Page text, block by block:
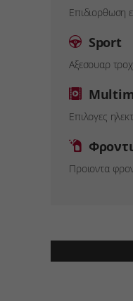
Επιδιορθωση
Sport
Αξεσουαρ
Επιλογες
Προιοντα